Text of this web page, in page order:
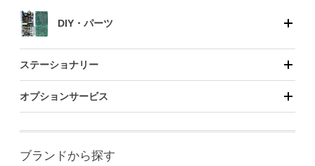
DIY・パーツ
ステーショナリー
オプションサービス
ブランドから探す